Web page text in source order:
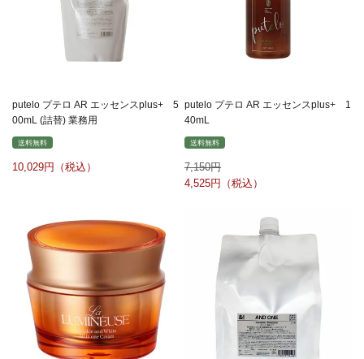
putelo プテロ AR エッセンスplus+ 5
00mL (詰替) 業務用
送料無料
10,029
putelo プテロ AR エッセンスplus+ 1
40mL
送料無料
7,150
4,525